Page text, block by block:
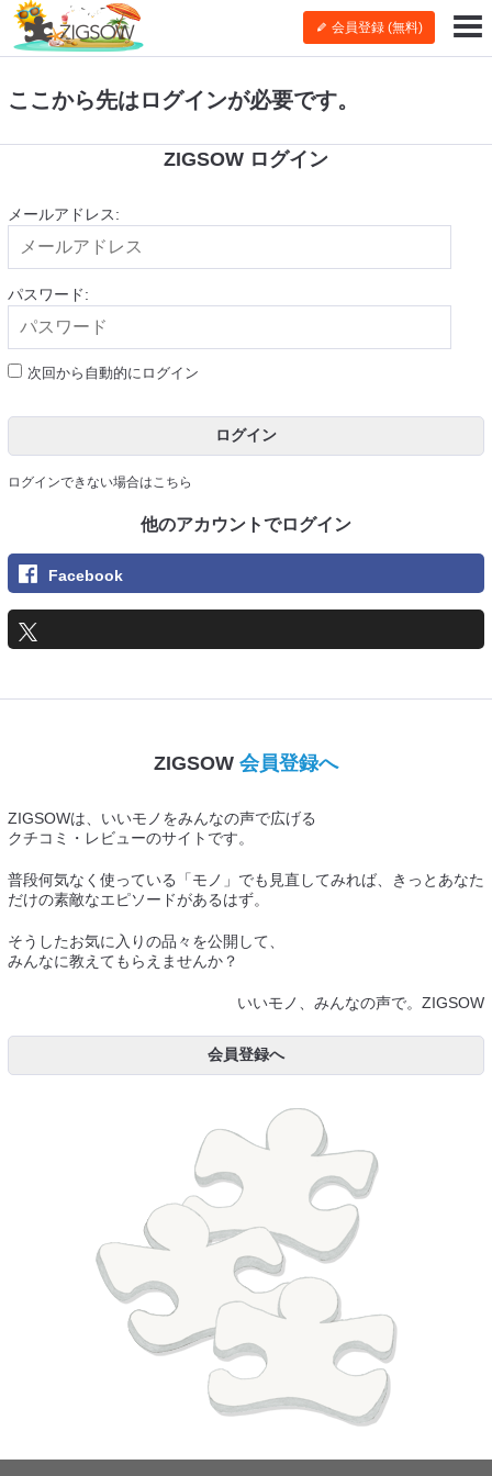
会員登録 (無料)
ここから先はログインが必要です。
ZIGSOW ログイン
メールアドレス:
パスワード:
次回から自動的にログイン
ログイン
ログインできない場合はこちら
他のアカウントでログイン
Facebook
ZIGSOW 会員登録へ
ZIGSOWは、いいモノをみんなの声で広げる
クチコミ・レビューのサイトです。
普段何気なく使っている「モノ」でも見直してみれば、きっとあなた
だけの素敵なエピソードがあるはず。
そうしたお気に入りの品々を公開して、
みんなに教えてもらえませんか？
いいモノ、みんなの声で。ZIGSOW
会員登録へ